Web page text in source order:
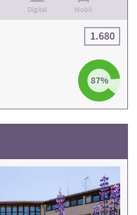
Digital Mobil
87%
1.680